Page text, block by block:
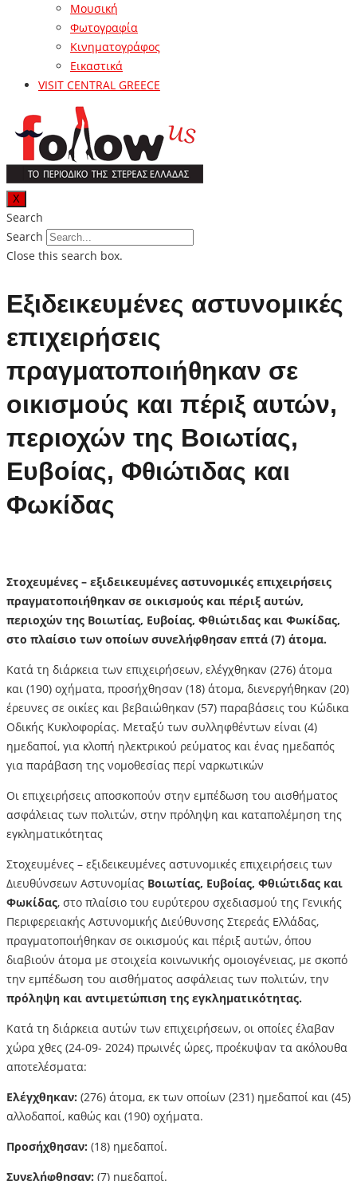
Μουσική
Φωτογραφία
Κινηματογράφος
Εικαστικά
VISIT CENTRAL GREECE
X
Search
Search
Close this search box.
Eξιδεικευμένες αστυνομικές
επιχειρήσεις
πραγματοποιήθηκαν σε
οικισμούς και πέριξ αυτών,
περιοχών της Βοιωτίας,
Ευβοίας, Φθιώτιδας και
Φωκίδας
Στοχευμένες – εξιδεικευμένες αστυνομικές επιχειρήσεις
πραγματοποιήθηκαν σε οικισμούς και πέριξ αυτών,
περιοχών της Βοιωτίας, Ευβοίας, Φθιώτιδας και Φωκίδας,
στο πλαίσιο των οποίων συνελήφθησαν επτά (7) άτομα.
Κατά τη διάρκεια των επιχειρήσεων, ελέγχθηκαν (276) άτομα
και (190) οχήματα, προσήχθησαν (18) άτομα, διενεργήθηκαν (20)
έρευνες σε οικίες και βεβαιώθηκαν (57) παραβάσεις του Κώδικα
Οδικής Κυκλοφορίας. Μεταξύ των συλληφθέντων είναι (4)
ημεδαποί, για κλοπή ηλεκτρικού ρεύματος και ένας ημεδαπός
για παράβαση της νομοθεσίας περί ναρκωτικών
Οι επιχειρήσεις αποσκοπούν στην εμπέδωση του αισθήματος
ασφάλειας των πολιτών, στην πρόληψη και καταπολέμηση της
εγκληματικότητας
Στοχευμένες – εξιδεικευμένες αστυνομικές επιχειρήσεις των
Διευθύνσεων Αστυνομίας Βοιωτίας, Ευβοίας, Φθιώτιδας και
Φωκίδας, στο πλαίσιο του ευρύτερου σχεδιασμού της Γενικής
Περιφερειακής Αστυνομικής Διεύθυνσης Στερεάς Ελλάδας,
πραγματοποιήθηκαν σε οικισμούς και πέριξ αυτών, όπου
διαβιούν άτομα με στοιχεία κοινωνικής ομοιογένειας, με σκοπό
την εμπέδωση του αισθήματος ασφάλειας των πολιτών, την
πρόληψη και αντιμετώπιση της εγκληματικότητας.
Κατά τη διάρκεια αυτών των επιχειρήσεων, οι οποίες έλαβαν
χώρα χθες (24-09- 2024) πρωινές ώρες, προέκυψαν τα ακόλουθα
αποτελέσματα:
Ελέγχθηκαν: (276) άτομα, εκ των οποίων (231) ημεδαποί και (45)
αλλοδαποί, καθώς και (190) οχήματα.
Προσήχθησαν: (18) ημεδαποί.
Συνελήφθησαν: (7) ημεδαποί.